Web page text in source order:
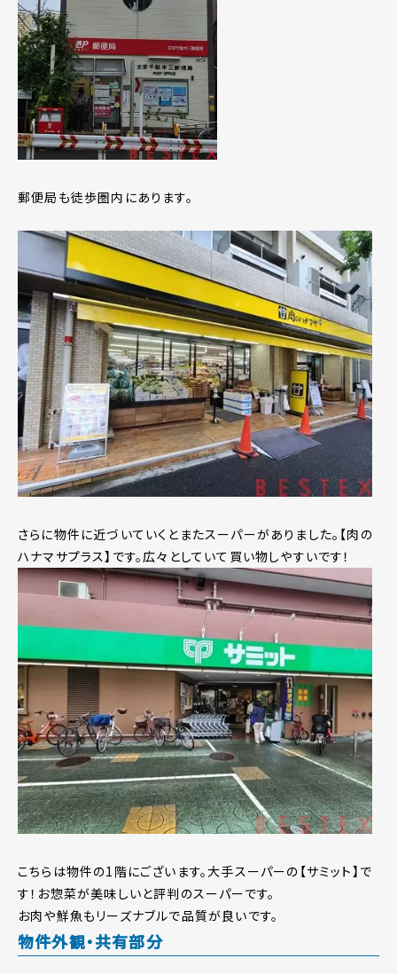
郵便局も徒歩圏内にあります。
さらに物件に近づいていくとまたスーパーがありました。【肉の
ハナマサプラス】です。広々としていて買い物しやすいです！
こちらは物件の1階にございます。大手スーパーの【サミット】で
す！お惣菜が美味しいと評判のスーパーです。
お肉や鮮魚もリーズナブルで品質が良いです。
物件外観・共有部分